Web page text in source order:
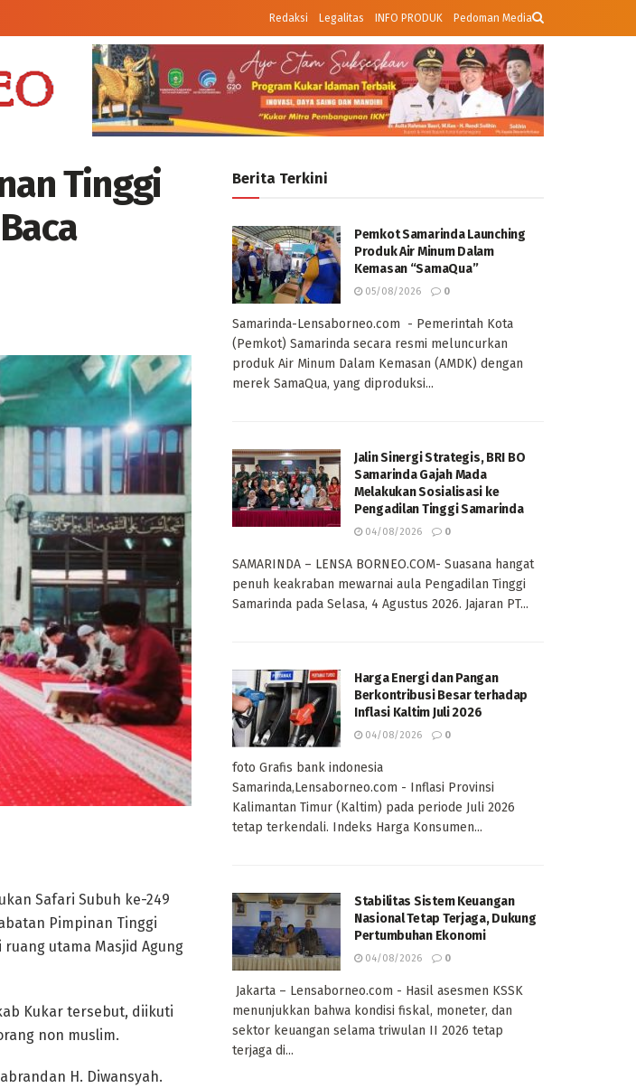
Redaksi Legalitas INFO PRODUK Pedoman Media
Tinggi
Safari Subuh ke-249
Pimpinan Tinggi
utama Masjid Agung
Kukar tersebut, diikuti
non muslim.
H. Diwansyah.
Berita Terkini
Pemkot Samarinda Launching
Produk Air Minum Dalam
Kemasan “SamaQua”
05/08/2026 0
Samarinda-Lensaborneo.com - Pemerintah Kota
(Pemkot) Samarinda secara resmi meluncurkan
produk Air Minum Dalam Kemasan (AMDK) dengan
merek SamaQua, yang diproduksi...
Jalin Sinergi Strategis, BRI BO
Samarinda Gajah Mada
Melakukan Sosialisasi ke
Pengadilan Tinggi Samarinda
04/08/2026 0
SAMARINDA – LENSA BORNEO.COM- Suasana hangat
penuh keakraban mewarnai aula Pengadilan Tinggi
Samarinda pada Selasa, 4 Agustus 2026. Jajaran PT...
Harga Energi dan Pangan
Berkontribusi Besar terhadap
Inflasi Kaltim Juli 2026
04/08/2026 0
foto Grafis bank indonesia
Samarinda,Lensaborneo.com - Inflasi Provinsi
Kalimantan Timur (Kaltim) pada periode Juli 2026
tetap terkendali. Indeks Harga Konsumen...
Stabilitas Sistem Keuangan
Nasional Tetap Terjaga, Dukung
Pertumbuhan Ekonomi
04/08/2026 0
Jakarta – Lensaborneo.com - Hasil asesmen KSSK
menunjukkan bahwa kondisi fiskal, moneter, dan
sektor keuangan selama triwulan II 2026 tetap
terjaga di...